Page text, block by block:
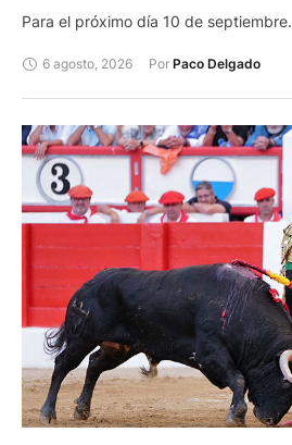
Para el próximo día 10 de septiembre.
6 agosto, 2026 Por Paco Delgado